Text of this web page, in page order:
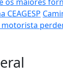
CEAGESP
motorista